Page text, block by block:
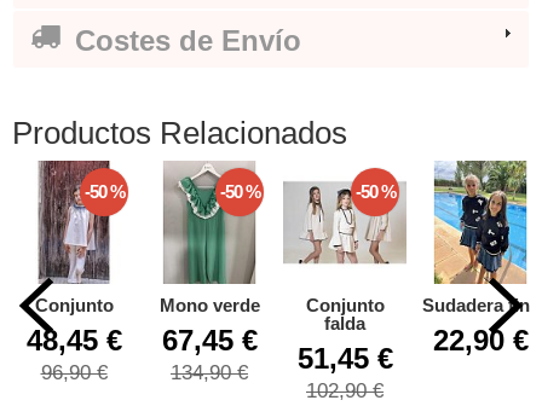
Costes de Envío
Productos Relacionados
-50 %
Conjunto
48,45 €
96,90 €
-50 %
Mono verde
67,45 €
134,90 €
-50 %
Conjunto
falda
51,45 €
102,90 €
Sudadera fina
22,90 €